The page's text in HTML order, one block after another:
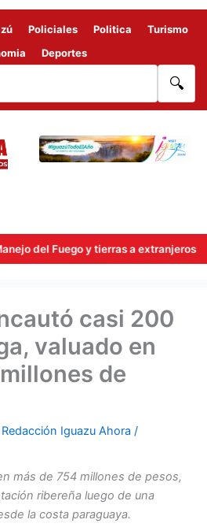
Policiales Politica
Turismo
Deportes
🔍
Fuego y tierras a extranjeros
casi 200
valuado en
de
Redacción Iguazu Ahora /
más de 754 millones de pesos,
ribereña luego de una
la costa paraguaya.